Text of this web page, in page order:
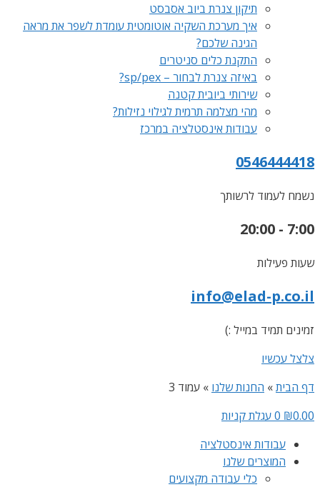
תיקון צנרת ביוב אסבסט
איך מערכת השקיה אוטומטית עומדת לשפר את מראה
הגינה שלכם?
התקנת כלים סניטרים
באיזה צנרת לבחור – sp/pex?
שירותי ביובית קטנה
מהי מצלמה תרמית לגילוי נזילות?
עבודות אינסטלציה במרכז
0546444418
נשמח לעמוד לרשותך
7:00 - 20:00
שעות פעילות
info@elad-p.co.il
זמינים תמיד במייל :)
צלצל עכשיו
דף הבית» החנות שלנו » עמוד 3
₪0.00
0עגלת קניות
עבודות אינסטלציה
המוצרים שלנו
כלי עבודה מקצועים